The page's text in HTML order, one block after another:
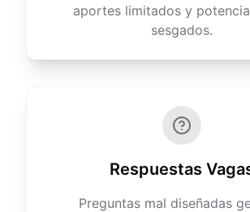
aportes limitados y
sesgados.
Respuestas
Preguntas mal diseñadas